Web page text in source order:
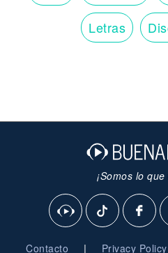
Letras
¡Somos lo
Contacto | Privacy